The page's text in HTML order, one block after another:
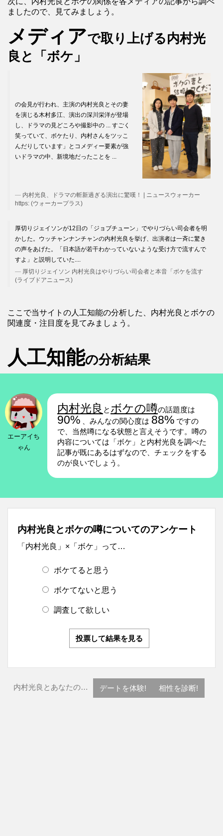
ましたので、見てみましょう。
メディアで取り上げる内村光
良と「ボケ」
の会見が行われ、主演の内村光良とその妻
を演じる木村多江、演出の深川栄洋が登場
し、ドラマの見どころや撮影中の ... すごく
笑っていて、ボケたり、内村さんをツッこ
んだりしています」とコメディー要素が強
いドラマの中、新境地だったことを ...
内村光良、ドラマの斬新過ぎる演出に驚嘆！ | ニュースウォーカー
https: (ウォーカープラス)
厚切りジェイソンが12日の「ジョブチューン」でやりづらい司会者を明
かした。ウッチャンナンチャンの内村光良を挙げ、出演者は一斉に驚き
の声をあげた。「日本語が若干わかっていないような受け方で流すんで
すよ」と説明していた....
厚切りジェイソン 内村光良はやりづらい司会者と本音「ボケを流す
(ライブドアニュース)
ここで当サイトの人工知能の分析した、内村光良とボケの
関連度・注目度を見てみましょう。
人工知能の分析結果
エーアイち
ゃん
内村光良 と ボケの噂の話題度は
90% 、みんなの関心度は 88% ですの
で、当然噂になる状態と言えそうです。噂の
内容については「ボケ」と内村光良を調べた
記事が既にあるはずなので、チェックをする
のが良いでしょう。
内村光良とボケの噂についてのアンケート
「内村光良」×「ボケ」って…
ボケてると思う
ボケてないと思う
調査して欲しい
投票して結果を見る
内村光良とあなたの… デートを体験! 相性を診断!